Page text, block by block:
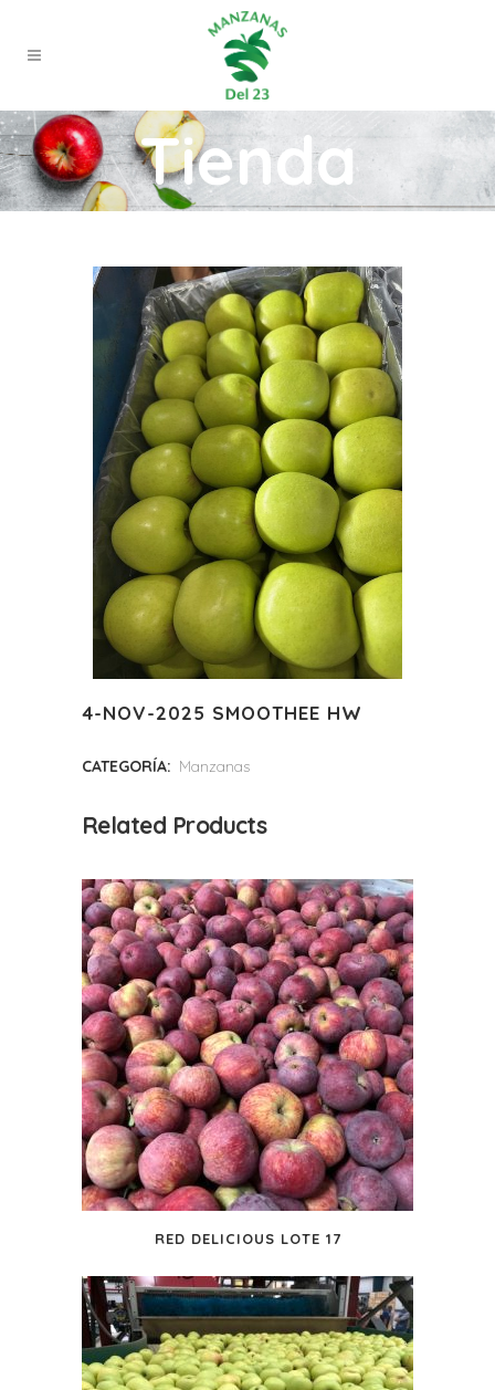
Tienda
4-NOV-2025 SMOOTHEE HW
CATEGORÍA: Manzanas
Related Products
RED DELICIOUS LOTE 17